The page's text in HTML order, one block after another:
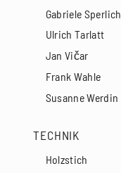
Gabriele Sperlich
Ulrich Tarlatt
Jan Vičar
Frank Wahle
Susanne Werdin
TECHNIK
Holzstich